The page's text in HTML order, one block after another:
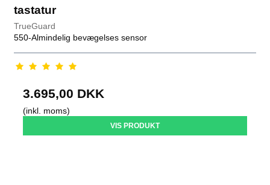
tastatur
TrueGuard
550-Almindelig bevægelses sensor
3.695,00 DKK
(inkl. moms)
VIS PRODUKT